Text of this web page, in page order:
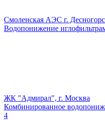
Смоленская АЭС г.
Водопонижение
ЖК "Адмирал", г. Москва
Комбинированное
4